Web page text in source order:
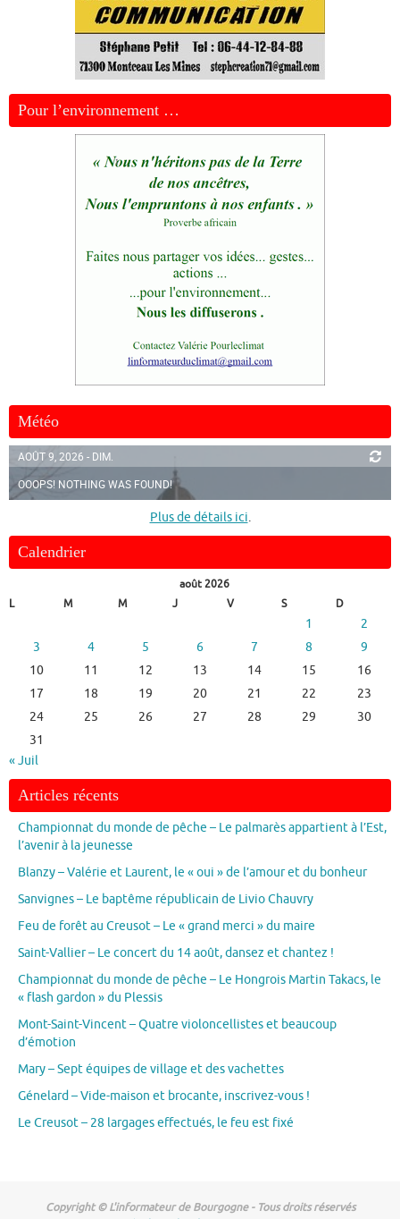
Pour l’environnement …
Météo
AOÛT 9, 2026 - DIM.
OOOPS! NOTHING WAS FOUND!
Plus de détails ici.
Calendrier
août 2026
L
M M J V S D
1
2
3
4 5 6 7 8
9
10
11 12 13 14 15
16
17
18 19 20 21 22
23
24
25 26 27 28 29
30
31
« Juil
Articles récents
Championnat du monde de pêche – Le palmarès appartient à l’Est,
l’avenir à la jeunesse
Blanzy – Valérie et Laurent, le « oui » de l’amour et du bonheur
Sanvignes – Le baptême républicain de Livio Chauvry
Feu de forêt au Creusot – Le « grand merci » du maire
Saint-Vallier – Le concert du 14 août, dansez et chantez !
Championnat du monde de pêche – Le Hongrois Martin Takacs, le
« flash gardon » du Plessis
Mont-Saint-Vincent – Quatre violoncellistes et beaucoup
d’émotion
Mary – Sept équipes de village et des vachettes
Génelard – Vide-maison et brocante, inscrivez-vous !
Le Creusot – 28 largages effectués, le feu est fixé
Copyright © L'informateur de Bourgogne - Tous droits réservés